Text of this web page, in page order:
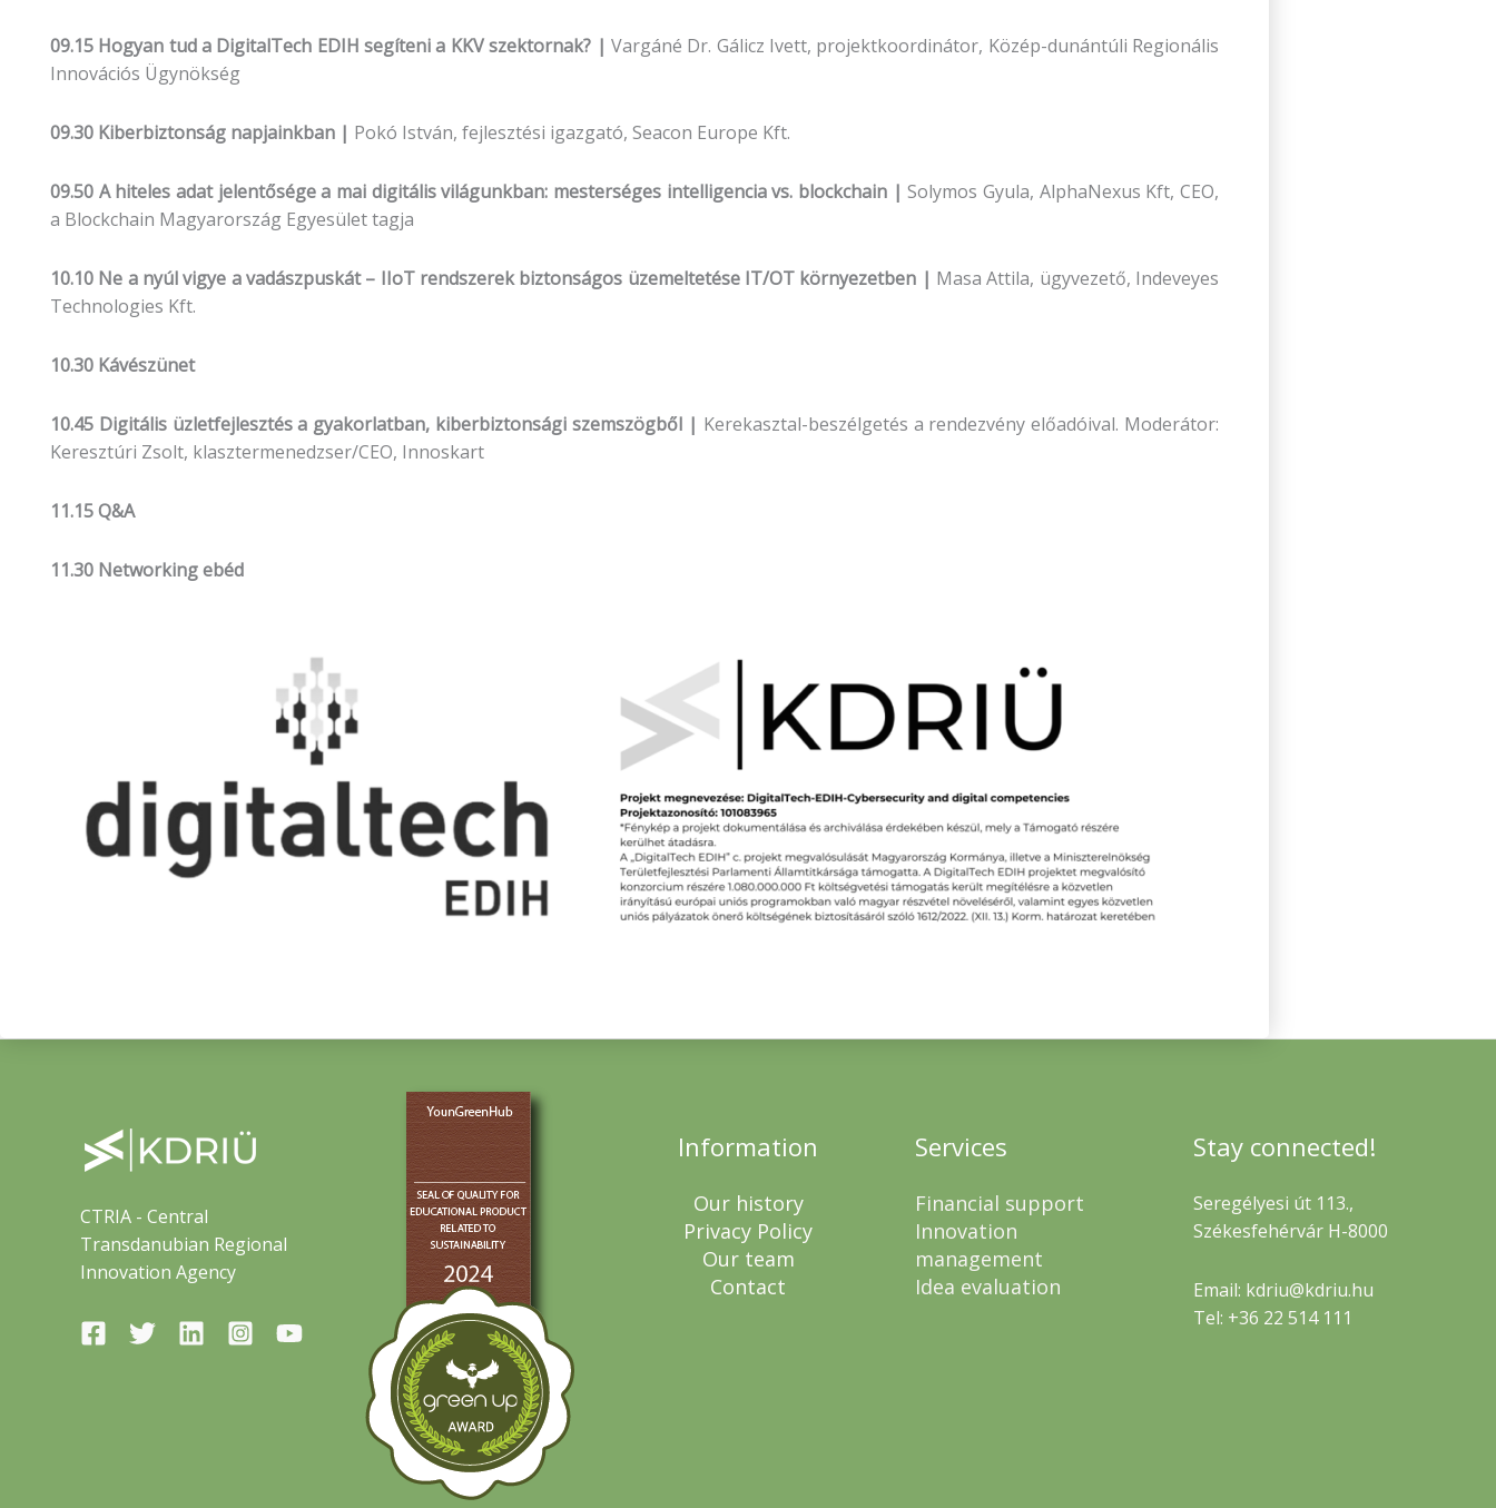
09.15 Hogyan tud a DigitalTech EDIH segíteni a KKV szektornak? | Vargáné Dr. Gálicz Ivett, projektkoordinátor, Közép-dunántúli Regionális
Innovációs Ügynökség
09.30 Kiberbiztonság napjainkban | Pokó István, fejlesztési igazgató, Seacon Europe Kft.
09.50 A hiteles adat jelentősége a mai digitális világunkban: mesterséges intelligencia vs. blockchain | Solymos Gyula, AlphaNexus Kft, CEO,
a Blockchain Magyarország Egyesület tagja
10.10 Ne a nyúl vigye a vadászpuskát – IIoT rendszerek biztonságos üzemeltetése IT/OT környezetben | Masa Attila, ügyvezető, Indeveyes
Technologies Kft.
10.30 Kávészünet
10.45 Digitális üzletfejlesztés a gyakorlatban, kiberbiztonsági szemszögből | Kerekasztal-beszélgetés a rendezvény előadóival. Moderátor:
Keresztúri Zsolt, klasztermenedzser/CEO, Innoskart
11.15 Q&A
11.30 Networking ebéd
CTRIA - Central
Transdanubian Regional
Innovation Agency
Information
Our history
Privacy Policy
Our team
Contact
Services
Financial support
Innovation
management
Idea evaluation
Stay connected!
Seregélyesi út 113.,
Székesfehérvár H-8000
Email: kdriu@kdriu.hu
Tel: +36 22 514 111